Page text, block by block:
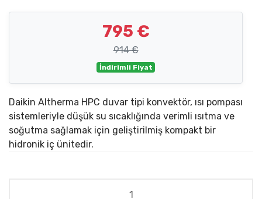
795 €
914 €
İndirimli Fiyat
Daikin Altherma HPC duvar tipi konvektör, ısı pompası
sistemleriyle düşük su sıcaklığında verimli ısıtma ve
soğutma sağlamak için geliştirilmiş kompakt bir
hidronik iç ünitedir.